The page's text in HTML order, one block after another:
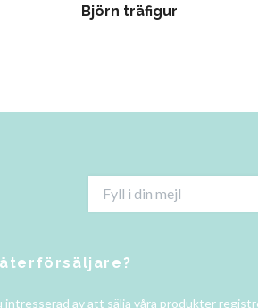
Björn träfigur
intresserad av att sälja våra produkter